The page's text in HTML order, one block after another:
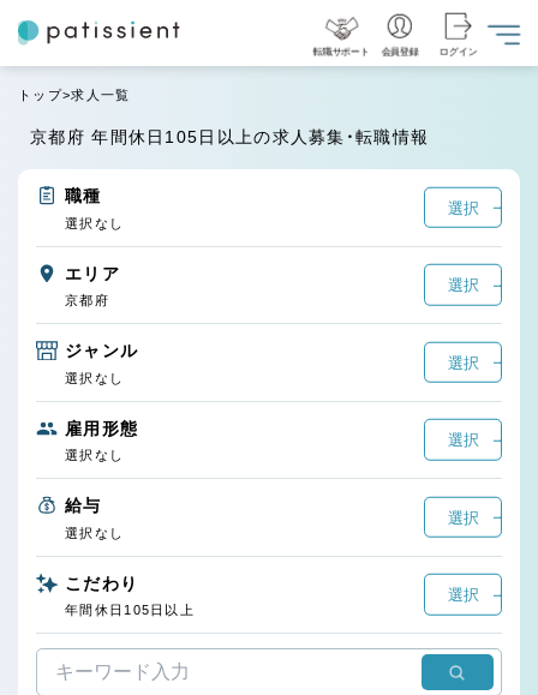
転職サポート 会員登録 ログイン
トップ 求人一覧
京都府 年間休日105日以上の求人募集・転職情報
職種
選択
選択なし
エリア
選択
京都府
ジャンル
選択
選択なし
雇用形態
選択
選択なし
給与
選択
選択なし
こだわり
選択
年間休日105日以上